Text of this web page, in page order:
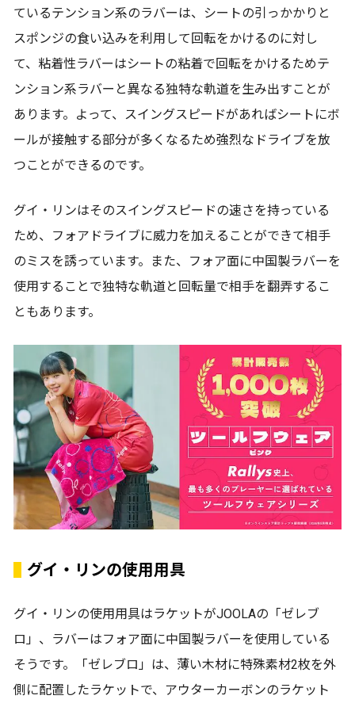
ているテンション系のラバーは、シートの引っかかりと
スポンジの食い込みを利用して回転をかけるのに対し
て、粘着性ラバーはシートの粘着で回転をかけるためテ
ンション系ラバーと異なる独特な軌道を生み出すことが
あります。よって、スイングスピードがあればシートにボ
ールが接触する部分が多くなるため強烈なドライブを放
つことができるのです。
グイ・リンはそのスイングスピードの速さを持っている
ため、フォアドライブに威力を加えることができて相手
のミスを誘っています。また、フォア面に中国製ラバーを
使用することで独特な軌道と回転量で相手を翻弄するこ
ともあります。
グイ・リンの使用用具
グイ・リンの使用用具はラケットがJOOLAの「ゼレブ
ロ」、ラバーはフォア面に中国製ラバーを使用している
そうです。「ゼレブロ」は、薄い木材に特殊素材2枚を外
側に配置したラケットで、アウターカーボンのラケット